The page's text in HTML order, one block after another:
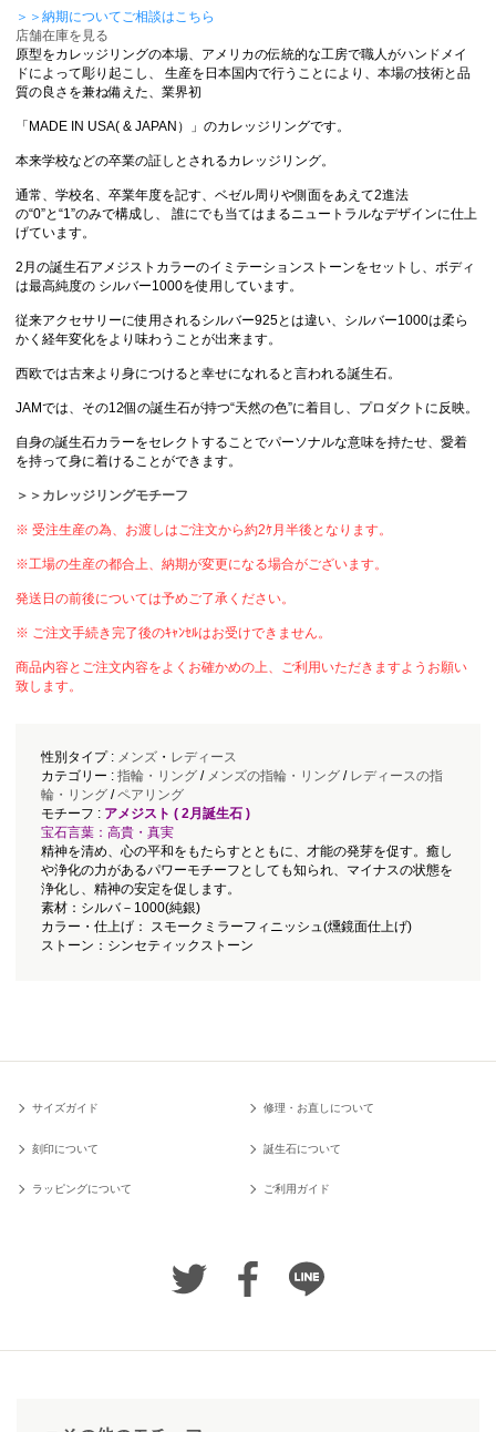
＞＞納期についてご相談はこちら
店舗在庫を見る
原型をカレッジリングの本場、アメリカの伝統的な工房で職人がハンドメイ
ドによって彫り起こし、 生産を日本国内で行うことにより、本場の技術と品
質の良さを兼ね備えた、業界初
「MADE IN USA( & JAPAN）」のカレッジリングです。
本来学校などの卒業の証しとされるカレッジリング。
通常、学校名、卒業年度を記す、ベゼル周りや側面をあえて2進法
の“0”と“1”のみで構成し、 誰にでも当てはまるニュートラルなデザインに仕上
げています。
2月の誕生石アメジストカラーのイミテーションストーンをセットし、ボディ
は最高純度の シルバー1000を使用しています。
従来アクセサリーに使用されるシルバー925とは違い、シルバー1000は柔ら
かく経年変化をより味わうことが出来ます。
西欧では古来より身につけると幸せになれると言われる誕生石。
JAMでは、その12個の誕生石が持つ“天然の色”に着目し、プロダクトに反映。
自身の誕生石カラーをセレクトすることでパーソナルな意味を持たせ、愛着
を持って身に着けることができます。
＞＞カレッジリングモチーフ
※ 受注生産の為、お渡しはご注文から約2ｹ月半後となります。
※工場の生産の都合上、納期が変更になる場合がございます。
発送日の前後については予めご了承ください。
※ ご注文手続き完了後のｷｬﾝｾﾙはお受けできません。
商品内容とご注文内容をよくお確かめの上、ご利用いただきますようお願い
致します。
性別タイプ : メンズ・ レディース
カテゴリー : 指輪・リング/ メンズの指輪・リング/ レディースの指
輪・リング/ペアリング
モチーフ : アメジスト ( 2月誕生石 )
宝石言葉：高貴・真実
精神を清め、心の平和をもたらすとともに、才能の発芽を促す。癒し
や浄化の力があるパワーモチーフとしても知られ、マイナスの状態を
浄化し、精神の安定を促します。
素材：シルバ－1000(純銀)
カラー・仕上げ： スモークミラーフィニッシュ(燻鏡面仕上げ)
ストーン：シンセティックストーン
サイズガイド 修理・お直しについて
刻印について 誕生石について
ラッピングについて ご利用ガイド